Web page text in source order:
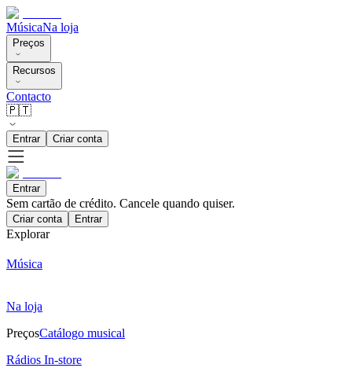
MúsicaNa loja
Preços
Recursos
Contacto
🇵🇹
Entrar Criar conta
Entrar
Sem cartão de crédito. Cancele quando quiser.
Criar conta Entrar
Explorar
Música
Na loja
PreçosCatálogo musical
Rádios In-store